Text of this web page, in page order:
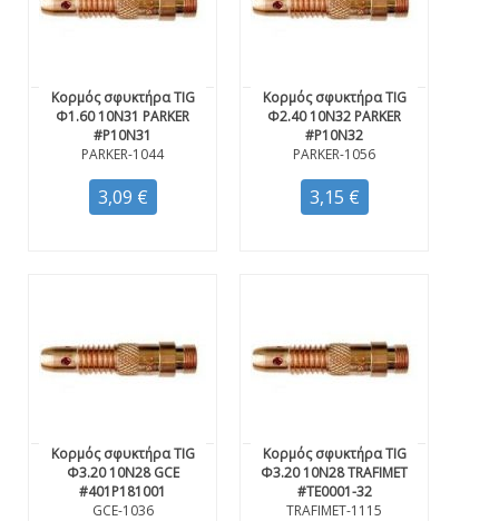
Κορμός σφυκτήρα TIG
Φ1.60 10N31 PARKER
#P10N31
PARKER-1044
3,09 €
Κορμός σφυκτήρα TIG
Φ2.40 10N32 PARKER
#P10N32
PARKER-1056
3,15 €
Κορμός σφυκτήρα TIG
Φ3.20 10N28 GCE
#401P181001
GCE-1036
Κορμός σφυκτήρα TIG
Φ3.20 10N28 TRAFIMET
#TE0001-32
TRAFIMET-1115